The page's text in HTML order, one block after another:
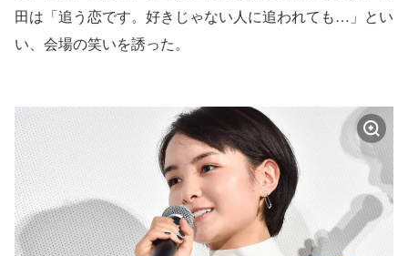
田は「追う恋です。好きじゃない人に追われても…」とい
い、会場の笑いを誘った。